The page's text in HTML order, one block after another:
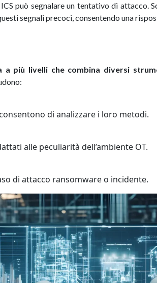
può segnalare un tentativo di attacco.
segnali precoci, consentendo una
a più livelli che combina diversi
di analizzare i loro metodi.
alle peculiarità dell’ambiente OT.
di attacco ransomware o incidente.